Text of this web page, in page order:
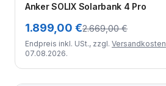
Anker SOLIX Solarbank 4 Pro
1.899,00 €2.669,00 €
Endpreis inkl. USt., zzgl. Versandkosten
07.08.2026.